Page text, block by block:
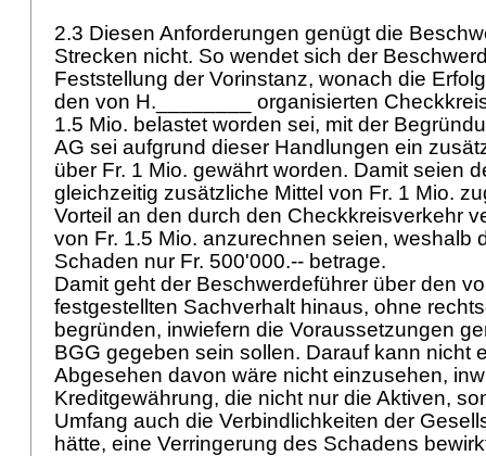
2.3 Diesen Anforderungen genügt die
Strecken nicht. So wendet sich der
Feststellung der Vorinstanz, wonach die
den von H.________ organisierten
1.5 Mio. belastet worden sei, mit der
AG sei aufgrund dieser Handlungen ein
über Fr. 1 Mio. gewährt worden. Damit seien
gleichzeitig zusätzliche Mittel von Fr. 1 Mio.
Vorteil an den durch den Checkkreisverkehr
von Fr. 1.5 Mio. anzurechnen seien, weshalb
Schaden nur Fr. 500'000.-- betrage.
Damit geht der Beschwerdeführer über den
festgestellten Sachverhalt hinaus, ohne
begründen, inwiefern die Voraussetzungen
BGG gegeben sein sollen. Darauf kann nicht
Abgesehen davon wäre nicht einzusehen,
Kreditgewährung, die nicht nur die Aktiven,
Umfang auch die Verbindlichkeiten der
hätte, eine Verringerung des Schadens